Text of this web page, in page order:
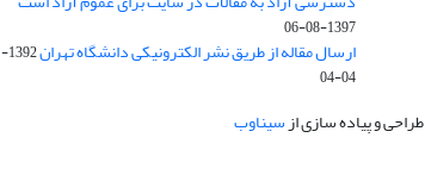
1397-08-06
ارسال مقاله از طریق نشر الکترونیکی دانشگاه تهران
1392-
04-04
طراحی و پیاده سازی ازسیناوب